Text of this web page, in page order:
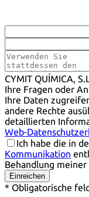
CYMIT QUÍMICA,
Ihre Fragen oder
Ihre Daten
andere Rechte
detaillierten
Web-
Ich habe die in
Kommunikation
Behandlung
Einreichen
* Obligatorische